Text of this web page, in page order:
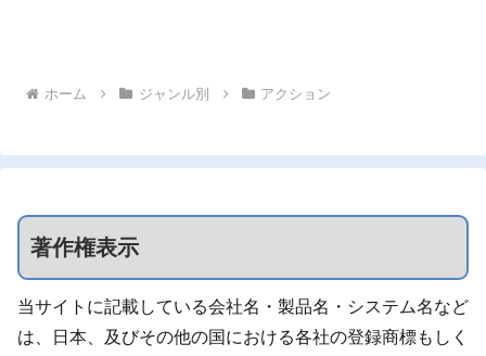
ホーム ジャンル別 アクション
著作権表示
当サイトに記載している会社名・製品名・システム名など
は、日本、及びその他の国における各社の登録商標もしく